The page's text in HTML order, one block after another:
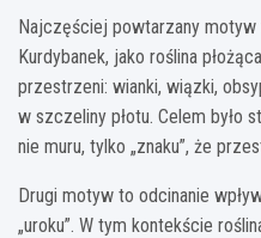
Najczęściej powtarzany
Kurdybanek, jako roślina
przestrzeni: wianki, wiązki,
w szczeliny płotu. Celem było
nie muru, tylko „znaku”, że
Drugi motyw to odcinanie
„uroku”. W tym kontekście